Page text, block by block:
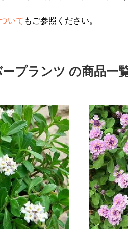
いて もご参照ください。
プランツ の商品一